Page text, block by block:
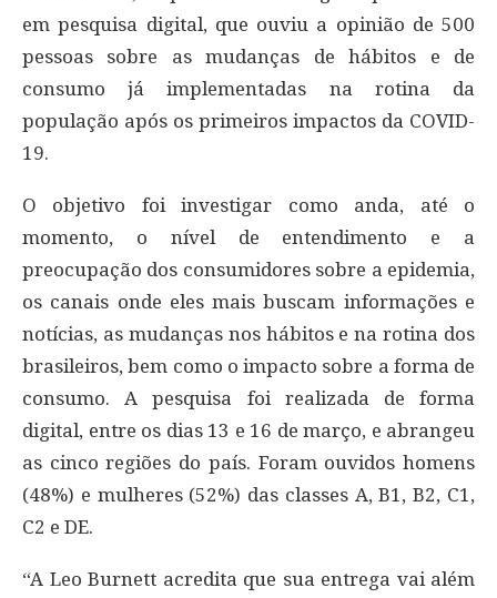
em pesquisa digital, que ouviu a opinião de 500
pessoas sobre as mudanças de hábitos e de
consumo já implementadas na rotina da
população após os primeiros impactos da COVID-
19.
O objetivo foi investigar como anda, até o
momento, o nível de entendimento e a
preocupação dos consumidores sobre a epidemia,
os canais onde eles mais buscam informações e
notícias, as mudanças nos hábitos e na rotina dos
brasileiros, bem como o impacto sobre a forma de
consumo. A pesquisa foi realizada de forma
digital, entre os dias 13 e 16 de março, e abrangeu
as cinco regiões do país. Foram ouvidos homens
(48%) e mulheres (52%) das classes A, B1, B2, C1,
C2 e DE.
“A Leo Burnett acredita que sua entrega vai além